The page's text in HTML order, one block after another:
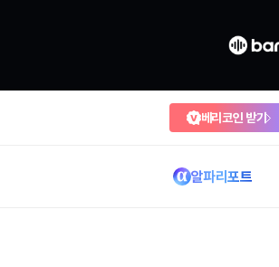
베리코인 받기
알파리포트